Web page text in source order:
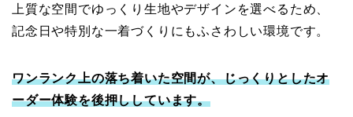
上質な空間でゆっくり生地やデザインを選べるため、
記念日や特別な一着づくりにもふさわしい環境です。
ワンランク上の落ち着いた空間が、じっくりとしたオ
ーダー体験を後押ししています。